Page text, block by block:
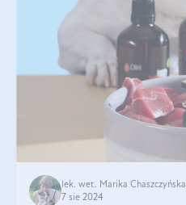
lek. wet. Marika Chaszczyńska
7 sie 2024